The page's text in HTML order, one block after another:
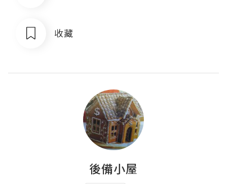
收藏
後備小屋